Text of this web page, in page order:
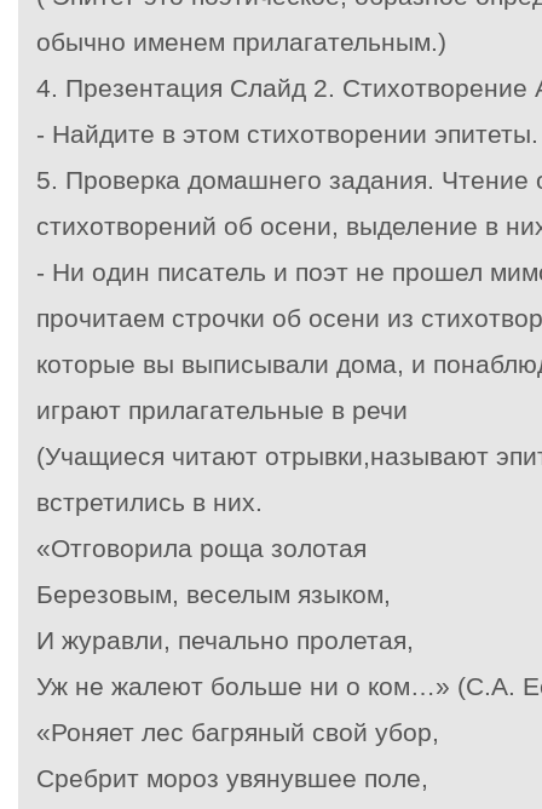
обычно именем прилагательным.)
4. Презентация Слайд 2.
- Найдите в этом стихотворении эпитеты.
5. Проверка домашнего задания. Чтение
стихотворений об осени, выделение в
- Ни один писатель и поэт не прошел
прочитаем строчки об осени из
которые вы выписывали дома, и
играют прилагательные в речи
(Учащиеся читают отрывки,называют
встретились в них.
«Отговорила роща золотая
Березовым, веселым языком,
И журавли, печально пролетая,
Уж не жалеют больше ни о ком…» (С.А.
«Роняет лес багряный свой убор,
Сребрит мороз увянувшее поле,